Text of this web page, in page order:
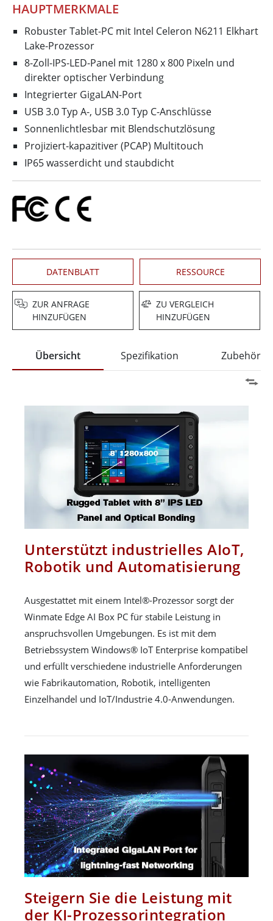
HAUPTMERKMALE
Robuster Tablet-PC mit Intel Celeron N6211 Elkhart
Lake-Prozessor
8-Zoll-IPS-LED-Panel mit 1280 x 800 Pixeln und
direkter optischer Verbindung
Integrierter GigaLAN-Port
USB 3.0 Typ A-, USB 3.0 Typ C-Anschlüsse
Sonnenlichtlesbar mit Blendschutzlösung
Projiziert-kapazitiver (PCAP) Multitouch
IP65 wasserdicht und staubdicht
DATENBLATT RESSOURCE
ZUR ANFRAGE
HINZUFÜGEN
ZU VERGLEICH
HINZUFÜGEN
Übersicht Spezifikation Zubehör
Unterstützt industrielles AIoT,
Robotik und Automatisierung
Ausgestattet mit einem Intel®-Prozessor sorgt der
Winmate Edge AI Box PC für stabile Leistung in
anspruchsvollen Umgebungen. Es ist mit dem
Betriebssystem Windows® IoT Enterprise kompatibel
und erfüllt verschiedene industrielle Anforderungen
wie Fabrikautomation, Robotik, intelligenten
Einzelhandel und IoT/Industrie 4.0-Anwendungen.
Steigern Sie die Leistung mit
der KI-Prozessorintegration